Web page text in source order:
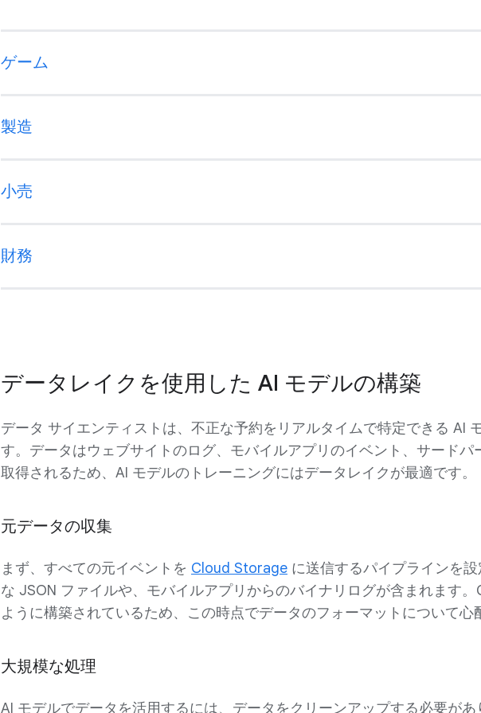
ゲーム
製造
小売
財務
データレイクを使用した AI モデルの構築
データ サイエンティストは、不正な予約をリアルタイムで特定できる AI
す。データはウェブサイトのログ、モバイルアプリのイベント、サード
取得されるため、AI モデルのトレーニングにはデータレイクが最適です。
元データの収集
まず、すべての元イベントを Cloud Storage に送信するパイプラインを
な JSON ファイルや、モバイルアプリからのバイナリログが含まれます
ように構築されているため、この時点でデータのフォーマットについて心
大規模な処理
AI モデルでデータを活用するには、データをクリーンアップする必要があ